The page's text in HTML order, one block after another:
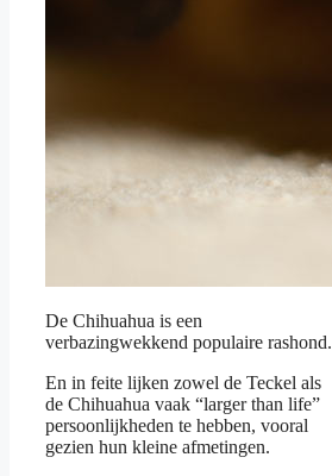
De Chihuahua is een
verbazingwekkend populaire rashond.
En in feite lijken zowel de Teckel als
de Chihuahua vaak “larger than life”
persoonlijkheden te hebben, vooral
gezien hun kleine afmetingen.